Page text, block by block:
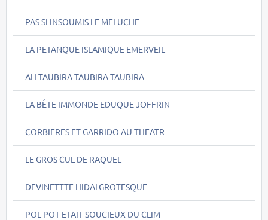
PAS SI INSOUMIS LE MELUCHE
LA PETANQUE ISLAMIQUE EMERVEIL
AH TAUBIRA TAUBIRA TAUBIRA
LA BÊTE IMMONDE EDUQUE JOFFRIN
CORBIERES ET GARRIDO AU THEATR
LE GROS CUL DE RAQUEL
DEVINETTTE HIDALGROTESQUE
POL POT ETAIT SOUCIEUX DU CLIM